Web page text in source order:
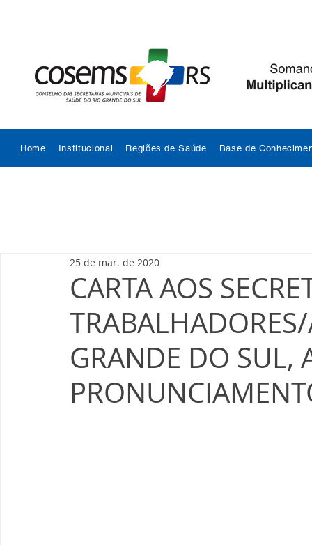
Home Institucional Regiões de Saúde Base de
CARTA AOS
GRANDE DO SUL,
25 de mar. de 2020